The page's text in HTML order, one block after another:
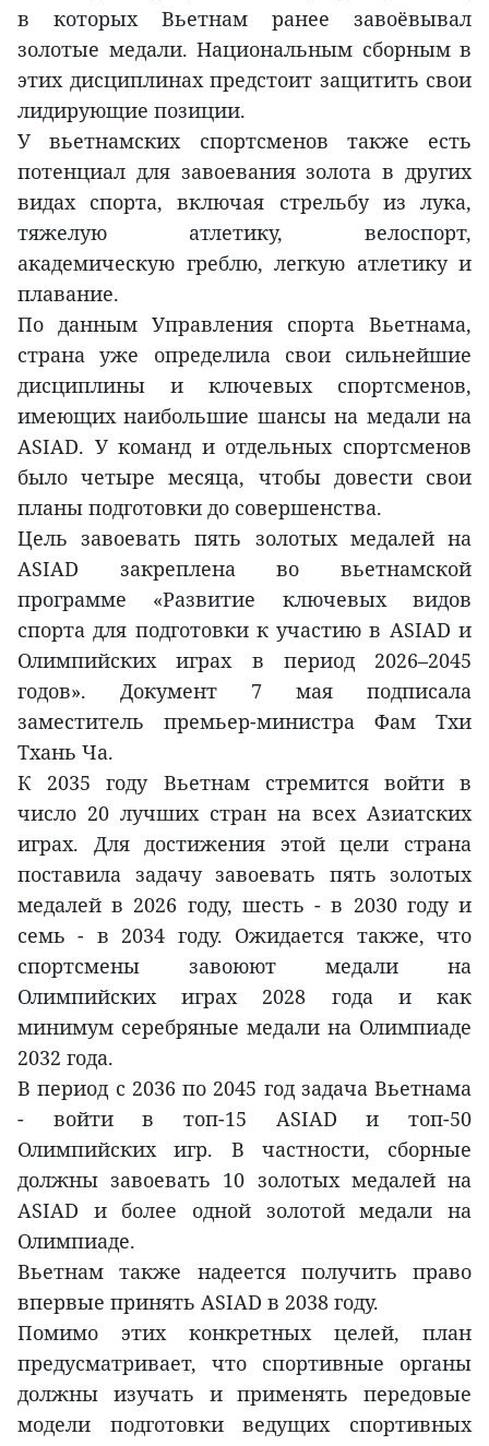
в которых Вьетнам ранее завоёвывал
золотые медали. Национальным сборным в
этих дисциплинах предстоит защитить свои
лидирующие позиции.
У вьетнамских спортсменов также есть
потенциал для завоевания золота в других
видах спорта, включая стрельбу из лука,
тяжелую атлетику, велоспорт,
академическую греблю, легкую атлетику и
плавание.
По данным Управления спорта Вьетнама,
страна уже определила свои сильнейшие
дисциплины и ключевых спортсменов,
имеющих наибольшие шансы на медали на
ASIAD. У команд и отдельных спортсменов
было четыре месяца, чтобы довести свои
планы подготовки до совершенства.
Цель завоевать пять золотых медалей на
ASIAD закреплена во вьетнамской
программе «Развитие ключевых видов
спорта для подготовки к участию в ASIAD и
Олимпийских играх в период 2026–2045
годов». Документ 7 мая подписала
заместитель премьер-министра Фам Тхи
Тхань Ча.
К 2035 году Вьетнам стремится войти в
число 20 лучших стран на всех Азиатских
играх. Для достижения этой цели страна
поставила задачу завоевать пять золотых
медалей в 2026 году, шесть - в 2030 году и
семь - в 2034 году. Ожидается также, что
спортсмены завоюют медали на
Олимпийских играх 2028 года и как
минимум серебряные медали на Олимпиаде
2032 года.
В период с 2036 по 2045 год задача Вьетнама
- войти в топ-15 ASIAD и топ-50
Олимпийских игр. В частности, сборные
должны завоевать 10 золотых медалей на
ASIAD и более одной золотой медали на
Олимпиаде.
Вьетнам также надеется получить право
впервые принять ASIAD в 2038 году.
Помимо этих конкретных целей, план
предусматривает, что спортивные органы
должны изучать и применять передовые
модели подготовки ведущих спортивных